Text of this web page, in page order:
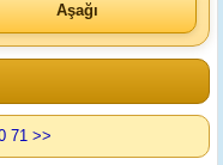
Aşağı
71 >>